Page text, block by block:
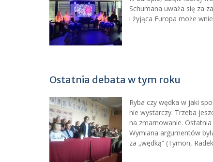
Schumana uważa się za
i żyjąca Europa może
Ostatnia debata w tym roku
Ryba czy wędka w jaki
nie wystarczy. Trzeba
na zmarnowanie.
Wymiana argumentów
za „wędką” (Tymon,